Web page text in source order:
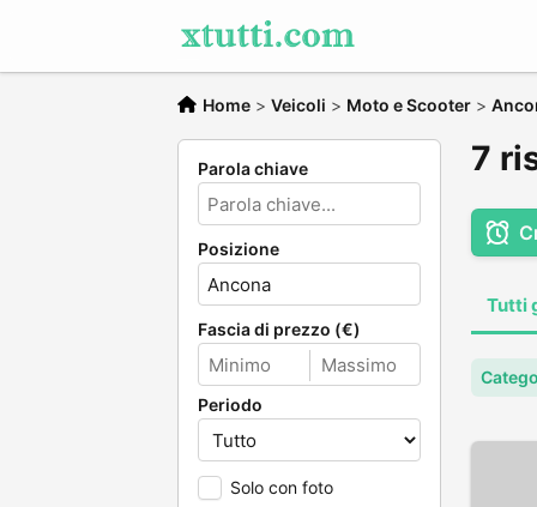
Home > Veicoli > Moto e Scooter >
Parola chiave
Posizione
Fascia di prezzo (€)
Periodo
Solo con foto
7
Tutti